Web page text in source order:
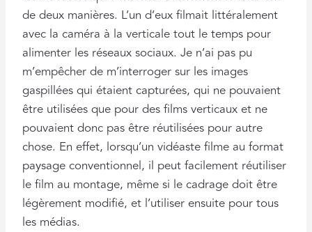
de deux manières. L’un d’eux filmait littéralement
avec la caméra à la verticale tout le temps pour
alimenter les réseaux sociaux. Je n’ai pas pu
m’empêcher de m’interroger sur les images
gaspillées qui étaient capturées, qui ne pouvaient
être utilisées que pour des films verticaux et ne
pouvaient donc pas être réutilisées pour autre
chose. En effet, lorsqu’un vidéaste filme au format
paysage conventionnel, il peut facilement réutiliser
le film au montage, même si le cadrage doit être
légèrement modifié, et l’utiliser ensuite pour tous
les médias.